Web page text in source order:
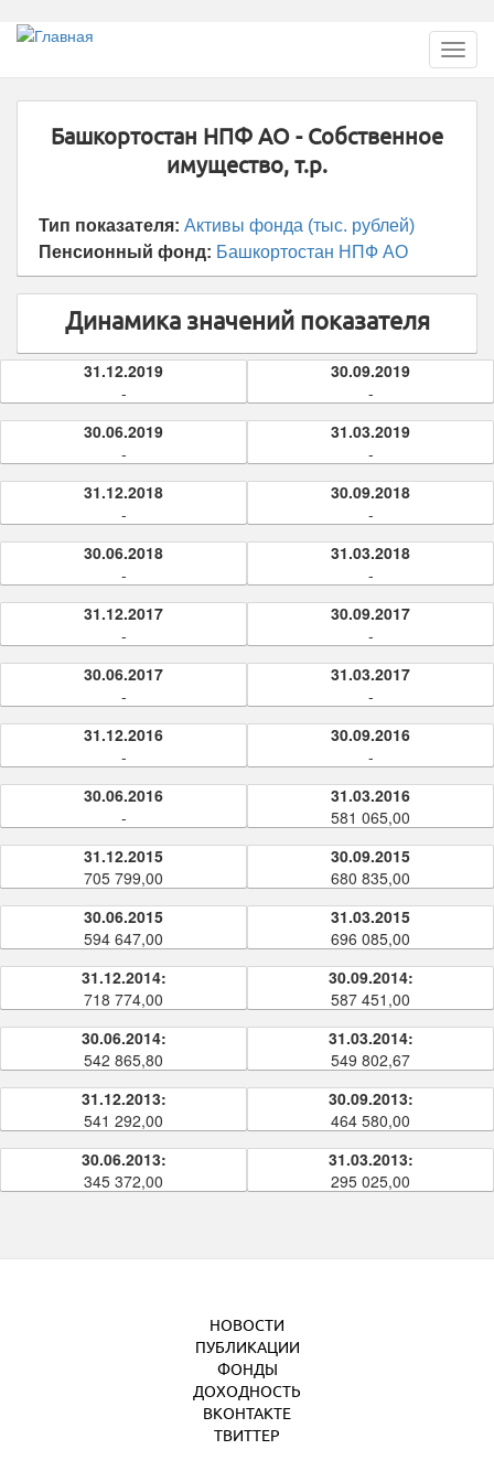
Перейти
основному
содержанию
Башкортостан НПФ АО - Собственное
имущество, т.р.
Тип показателя: Активы фонда (тыс. рублей)
Пенсионный фонд: Башкортостан НПФ АО
Динамика значений показателя
31.12.2019
-
30.09.2019
-
30.06.2019
-
31.03.2019
-
31.12.2018
-
30.09.2018
-
30.06.2018
-
31.03.2018
-
31.12.2017
-
30.09.2017
-
30.06.2017
-
31.03.2017
-
31.12.2016
-
30.09.2016
-
30.06.2016
-
31.03.2016
581 065,00
31.12.2015
705 799,00
30.09.2015
680 835,00
30.06.2015
594 647,00
31.03.2015
696 085,00
31.12.2014:
718 774,00
30.09.2014:
587 451,00
30.06.2014:
542 865,80
31.03.2014:
549 802,67
31.12.2013:
541 292,00
30.09.2013:
464 580,00
30.06.2013:
345 372,00
31.03.2013:
295 025,00
НОВОСТИ
ПУБЛИКАЦИИ
ФОНДЫ
ДОХОДНОСТЬ
ВКОНТАКТЕ
ТВИТТЕР